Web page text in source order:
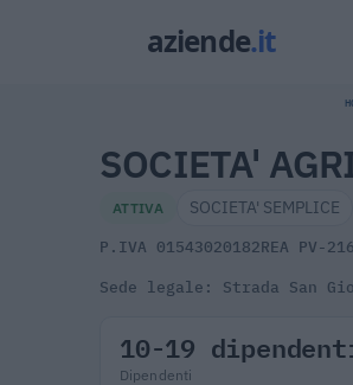
SOCIETA'
ATTIVA SOCIETA' SEMPLICE
P.IVA 01543020182REA PV-
Sede legale: Strada San
10-19
Dipendenti